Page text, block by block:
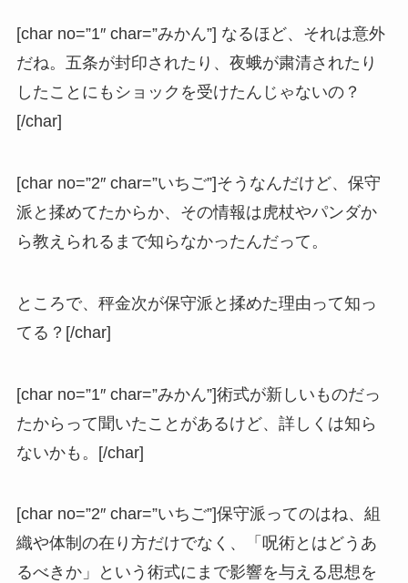
[char no=”1″ char=”みかん”] なるほど、それは意外
だね。五条が封印されたり、夜蛾が粛清されたり
したことにもショックを受けたんじゃないの？
[/char]
[char no=”2″ char=”いちご”]そうなんだけど、保守
派と揉めてたからか、その情報は虎杖やパンダか
ら教えられるまで知らなかったんだって。
ところで、秤金次が保守派と揉めた理由って知っ
てる？[/char]
[char no=”1″ char=”みかん”]術式が新しいものだっ
たからって聞いたことがあるけど、詳しくは知ら
ないかも。[/char]
[char no=”2″ char=”いちご”]保守派ってのはね、組
織や体制の在り方だけでなく、「呪術とはどうあ
るべきか」という術式にまで影響を与える思想を